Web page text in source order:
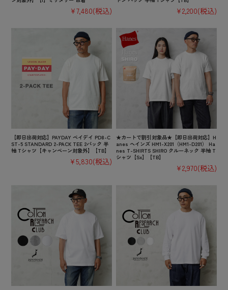
¥7,480(税込) ¥2,200(税込)
【即日出荷対応】PAYDAY ペイデイ PD8-C
ST-5 STANDARD 2-PACK TEE 2パック 半
袖 Tシャツ【キャンペーン対象外】【TB】
¥5,830(税込)
★カートで割引対象品★【即日出荷対応】H
anes ヘインズ HM1-X201（HM1-D201） Ha
nes T-SHIRTS SHIRO クルーネック 半袖 T
シャツ【Sx】【TB】
¥2,970(税込)